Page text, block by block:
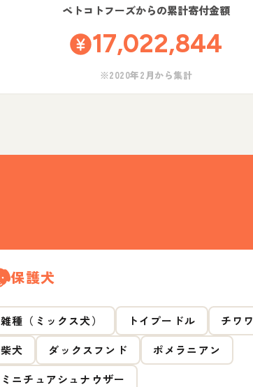
ペトコトフーズからの累計寄付金額
17,022,844
※2020年2月から集計
保護犬
雑種（ミックス犬） トイプードル
チワワ
柴犬
ダックスフンド
ポメラニアン
ミニチュアシュナウザー